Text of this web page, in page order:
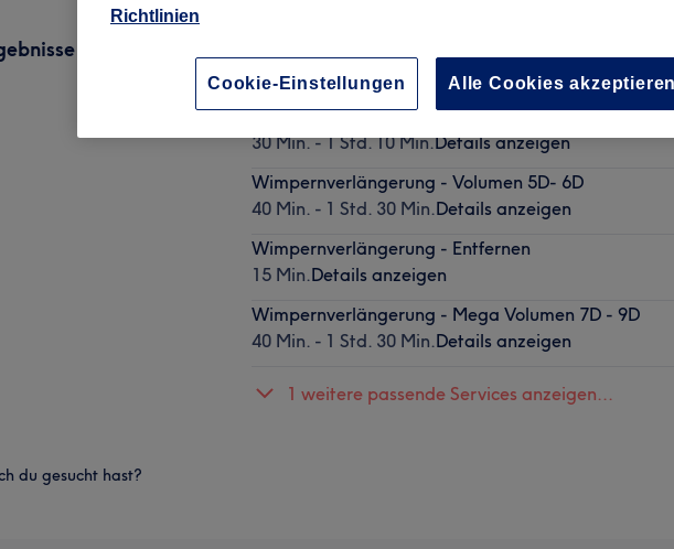
30 Min. - 1 Std. 30 Min.
Details anzeigen
Wimpernverlängerung - 1:1 Technik
30 Min. - 1 Std. 10 Min.Details anzeigen
Wimpernverlängerung - Volumen 5D- 6D
40 Min. - 1 Std. 30 Min.Details anzeigen
Wimpernverlängerung - Entfernen
15 Min.Details anzeigen
Wimpernverlängerung - Mega Volumen 7D - 9D
40 Min. - 1 Std. 30 Min.Details anzeigen
1 weitere passende Services anzeigen...
du gesucht hast?
Richtlinien
Cookie-Einstellungen Alle Cookies akzeptieren